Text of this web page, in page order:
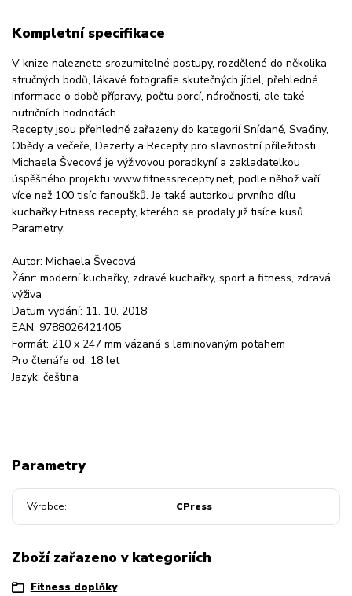
Kompletní specifikace
V knize naleznete srozumitelné postupy, rozdělené do několika
stručných bodů, lákavé fotografie skutečných jídel, přehledné
informace o době přípravy, počtu porcí, náročnosti, ale také
nutričních hodnotách.
Recepty jsou přehledně zařazeny do kategorií Snídaně, Svačiny,
Obědy a večeře, Dezerty a Recepty pro slavnostní příležitosti.
Michaela Švecová je výživovou poradkyní a zakladatelkou
úspěšného projektu www.fitnessrecepty.net, podle něhož vaří
více než 100 tisíc fanoušků. Je také autorkou prvního dílu
kuchařky Fitness recepty, kterého se prodaly již tisíce kusů.
Parametry:
Autor: Michaela Švecová
Žánr: moderní kuchařky, zdravé kuchařky, sport a fitness, zdravá
výživa
Datum vydání: 11. 10. 2018
EAN: 9788026421405
Formát: 210 x 247 mm vázaná s laminovaným potahem
Pro čtenáře od: 18 let
Jazyk: čeština
Parametry
Výrobce CPress
Zboží zařazeno v kategoriích
Fitness doplňky